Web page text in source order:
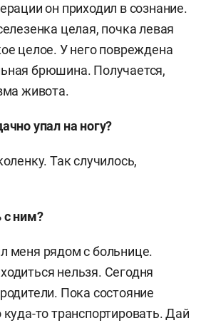
он приходил в сознание.
целая, почка левая
целое. У него повреждена
брюшина. Получается,
живота.
упал на ногу?
Так случилось,
с ним?
меня рядом с больнице.
нельзя. Сегодня
Пока состояние
куда-то транспортировать. Дай